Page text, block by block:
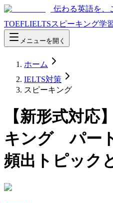
伝わる英語を、
TOEFLIELTSスピーキング学
メニューを開く
ホーム
IELTS対策
スピーキング
【新形式対応
キング パート
頻出トピック